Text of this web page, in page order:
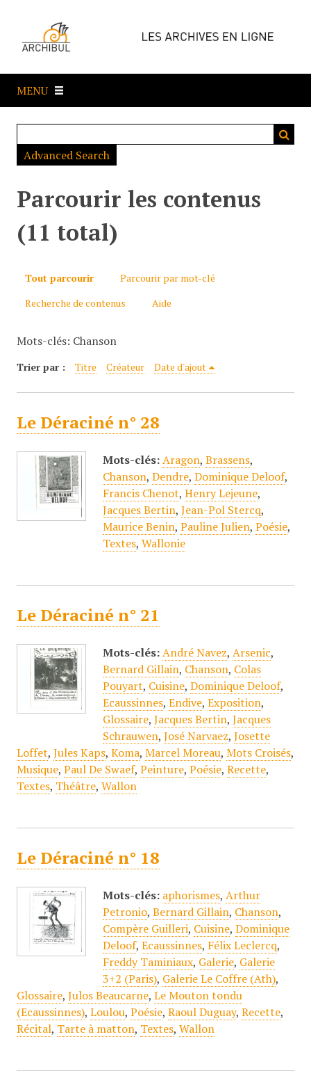
e
a
MENU
Advanced Search
Parcourir les contenus
(11 total)
Tout parcourir
Parcourir par mot-clé
Recherche de contenus
Aide
Mots-clés: Chanson
Trier par : Titre Créateur Date d'ajout
Le Déraciné n° 28
Mots-clés: Aragon, Brassens,
Chanson, Dendre, Dominique Deloof,
Francis Chenot, Henry Lejeune,
Jacques Bertin, Jean-Pol Stercq,
Maurice Benin, Pauline Julien, Poésie,
Textes, Wallonie
Le Déraciné n° 21
Mots-clés: André Navez, Arsenic,
Bernard Gillain, Chanson, Colas
Pouyart, Cuisine, Dominique Deloof,
Ecaussinnes, Endive, Exposition,
Glossaire, Jacques Bertin, Jacques
Schrauwen, José Narvaez, Josette
Loffet, Jules Kaps, Koma, Marcel Moreau, Mots Croisés,
Musique, Paul De Swaef, Peinture, Poésie, Recette,
Textes, Théâtre, Wallon
Le Déraciné n° 18
Mots-clés: aphorismes, Arthur
Petronio, Bernard Gillain, Chanson,
Compère Guilleri, Cuisine, Dominique
Deloof, Ecaussinnes, Félix Leclercq,
Freddy Taminiaux, Galerie, Galerie
3+2 (Paris), Galerie Le Coffre (Ath),
Glossaire, Julos Beaucarne, Le Mouton tondu
(Ecaussinnes), Loulou, Poésie, Raoul Duguay, Recette,
Récital, Tarte à matton, Textes, Wallon